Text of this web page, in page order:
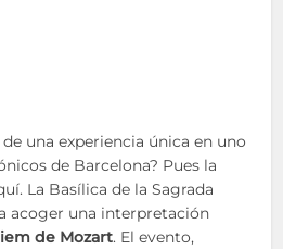
una experiencia única en uno
de Barcelona? Pues la
La Basílica de la Sagrada
acoger una interpretación
de Mozart. El evento,